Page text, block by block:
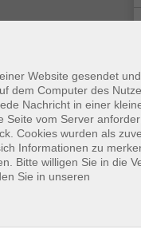
willkommen!
des Kurses.
Website gesendet
dem Computer des
Nachricht in einer
Seite vom Server
Cookies wurden als
Informationen zu
Bitte willigen Sie in die
Sie in unseren